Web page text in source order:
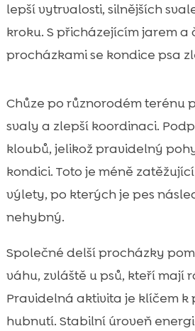
lepší vytrvalosti, silnějších
kroku. S přicházejícím jarem a
procházkami se kondice psa
Chůze po různorodém terénu
svaly a zlepší koordinaci.
kloubů, jelikož pravidelný
kondici. Toto je méně
výlety, po kterých je pes
nehybný.
Společné delší procházky
váhu, zvláště u psů, kteří mají
Pravidelná aktivita je klíčem k
hubnutí. Stabilní úroveň